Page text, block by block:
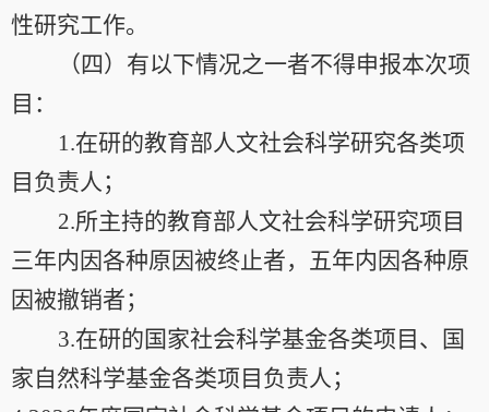
性研究工作。
（四）有以下情况之一者不得申报本次项
目：
1.在研的教育部人文社会科学研究各类项
目负责人；
2.所主持的教育部人文社会科学研究项目
三年内因各种原因被终止者，五年内因各种原
因被撤销者；
3.在研的国家社会科学基金各类项目、国
家自然科学基金各类项目负责人；